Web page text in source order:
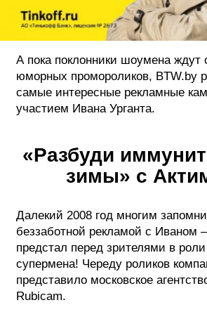
А пока поклонники шоумена ждут
юморных промороликов, BTW.by
самые интересные рекламные
участием Ивана Урганта.
«Разбуди
зимы» с
Далекий 2008 год многим
беззаботной рекламой с
предстал перед зрителями в
супермена! Череду роликов
представило московское
Rubicam.